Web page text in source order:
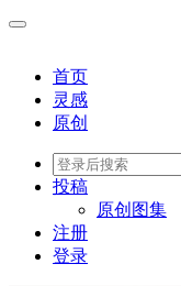
首页
灵感
原创
投稿
原创图集
注册
登录